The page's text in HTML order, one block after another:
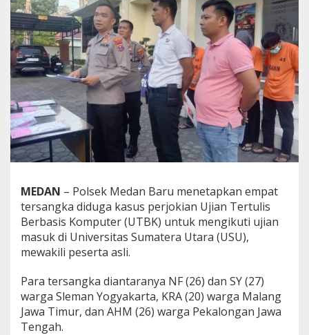
a
n
B
a
r
u
T
e
t
T
e
r
s
a
n
k
a
K
a
MEDAN – Polsek Medan Baru menetapkan empat
tersangka diduga kasus perjokian Ujian Tertulis
Berbasis Komputer (UTBK) untuk mengikuti ujian
masuk di Universitas Sumatera Utara (USU),
mewakili peserta asli.
Para tersangka diantaranya NF (26) dan SY (27)
warga Sleman Yogyakarta, KRA (20) warga Malang
Jawa Timur, dan AHM (26) warga Pekalongan Jawa
Tengah.